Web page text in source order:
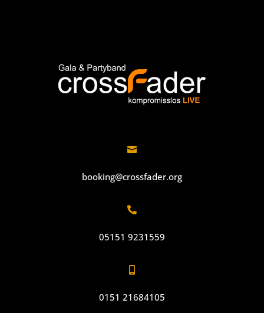

booking@crossfader.org

05151 9231559
0151 21684105